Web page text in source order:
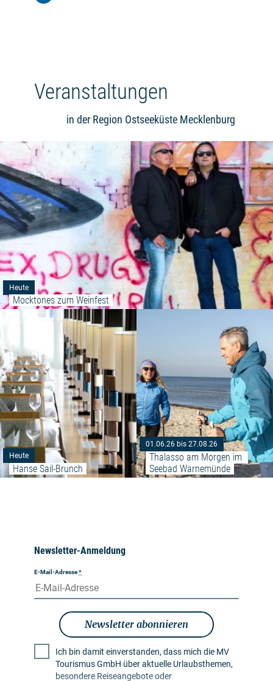
Veranstaltungen
in der Region Ostseeküste Mecklenburg
Heute
Mocktones zum Weinfest
Heute
Hanse Sail-Brunch
01.06.26 bis 27.08.26
Thalasso am Morgen im
Seebad Warnemünde
Newsletter-Anmeldung
E-Mail-Adresse*
Newsletter abonnieren
Ich bin damit einverstanden, dass mich die MV
Tourismus GmbH über aktuelle Urlaubsthemen,
besondere Reiseangebote oder